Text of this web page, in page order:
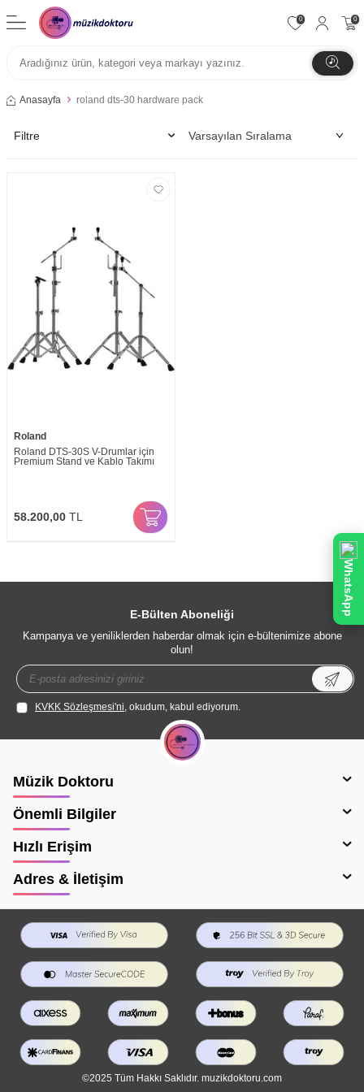
0 0
Anasayfa roland dts-30 hardware pack
Filtre
Roland
Roland DTS-30S V-Drumlar için
Premium Stand ve Kablo Takımı
58.200,00 TL
E-Bülten Aboneliği
Kampanya ve yeniliklerden haberdar olmak için e-bültenimize abone
olun!
KVKK Sözleşmesi'ni, okudum, kabul ediyorum.
Müzik Doktoru
Önemli Bilgiler
Hızlı Erişim
Adres & İletişim
©2025 Tüm Hakkı Saklıdır. muzikdoktoru.com
WhatsApp